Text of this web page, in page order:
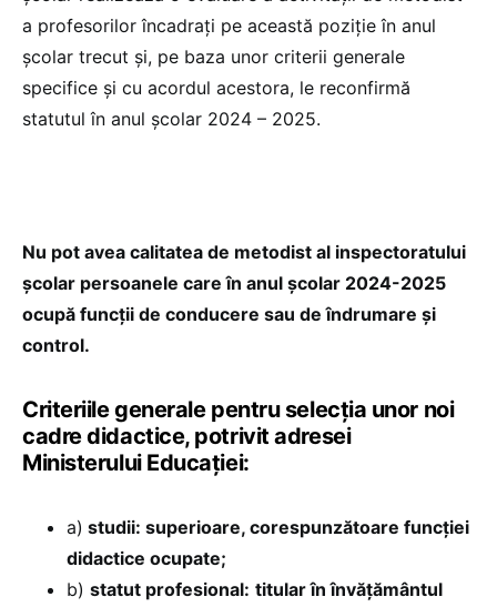
a profesorilor încadrați pe această poziție în anul
școlar trecut și, pe baza unor criterii generale
specifice și cu acordul acestora, le reconfirmă
statutul în anul școlar 2024 – 2025.
Nu pot avea calitatea de metodist al inspectoratului
școlar persoanele care în anul școlar 2024-2025
ocupă funcții de conducere sau de îndrumare și
control.
Criteriile generale pentru selecția unor noi
cadre didactice, potrivit adresei
Ministerului Educației:
a) studii: superioare, corespunzătoare funcției
didactice ocupate;
b) statut profesional: titular în învăţământul